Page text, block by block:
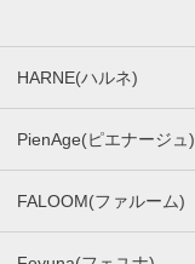
HARNE(ハルネ)
PienAge(ピエナージュ)
FALOOM(ファルーム)